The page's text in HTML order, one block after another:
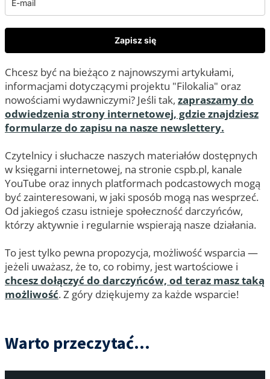
Zapisz się
Chcesz być na bieżąco z najnowszymi artykułami,
informacjami dotyczącymi projektu "Filokalia" oraz
nowościami wydawniczymi? Jeśli tak, zapraszamy do
odwiedzenia strony internetowej, gdzie znajdziesz
formularze do zapisu na nasze newslettery.
Czytelnicy i słuchacze naszych materiałów dostępnych
w księgarni internetowej, na stronie cspb.pl, kanale
YouTube oraz innych platformach podcastowych mogą
być zainteresowani, w jaki sposób mogą nas wesprzeć.
Od jakiegoś czasu istnieje społeczność darczyńców,
którzy aktywnie i regularnie wspierają nasze działania.
To jest tylko pewna propozycja, możliwość wsparcia —
jeżeli uważasz, że to, co robimy, jest wartościowe i
chcesz dołączyć do darczyńców, od teraz masz taką
możliwość. Z góry dziękujemy za każde wsparcie!
Warto przeczytać...